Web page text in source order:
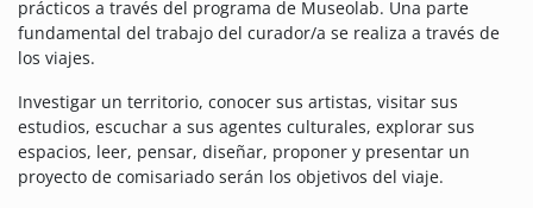
prácticos a través del programa de Museolab. Una parte
fundamental del trabajo del curador/a se realiza a través de
los viajes.
Investigar un territorio, conocer sus artistas, visitar sus
estudios, escuchar a sus agentes culturales, explorar sus
espacios, leer, pensar, diseñar, proponer y presentar un
proyecto de comisariado serán los objetivos del viaje.